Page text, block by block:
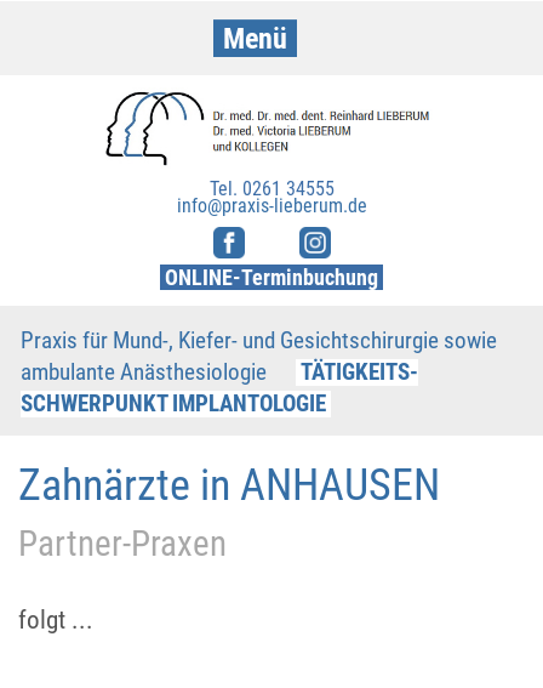
Menü
Partner-Praxen
Veranstaltungen
Presse & TV
Kontakt
Online-Terminbuchung
Tel. 0261 34555
info@praxis-lieberum.de
ONLINE-Terminbuchung
Praxis für Mund-, Kiefer- und Gesichtschirurgie sowie
ambulante Anästhesiologie
TÄTIGKEITS-
SCHWERPUNKT IMPLANTOLOGIE
Zahnärzte in ANHAUSEN
Partner-Praxen
folgt ...